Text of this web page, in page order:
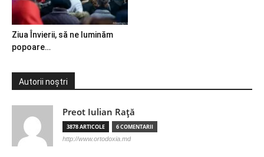
Ziua Învierii, să ne luminăm
popoare…
Autorii noștri
Preot Iulian Raţă
3878 ARTICOLE 6 COMENTARII
http://www.ortodoxia.md